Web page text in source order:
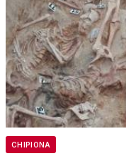
CHIPIONA